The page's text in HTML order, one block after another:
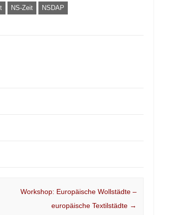
NS-Zeit NSDAP
Workshop: Europäische Wollstädte –
europäische Textilstädte →